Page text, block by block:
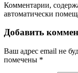
Комментарии,
автоматически
Добавить
Ваш адрес email не
помечены *